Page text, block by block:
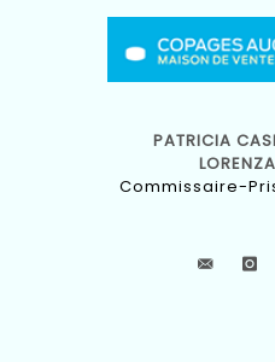
PATRICIA
Commissaire-